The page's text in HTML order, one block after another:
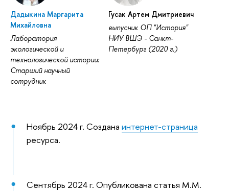
Дадыкина Маргарита
Михайловна
Лаборатория
экологической и
технологической истории:
Старший научный
сотрудник
Гусак Артем Дмитриевич
выпусник ОП "История"
НИУ ВШЭ - Санкт-
Петербург (2020 г.)
Ноябрь 2024 г. Создана интернет-страница
ресурса.
Сентябрь 2024 г. Опубликована статья М.М.